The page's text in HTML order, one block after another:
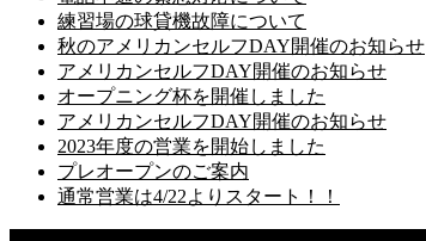
練習場の球貸機故障について
秋のアメリカンセルフDAY開催のお知らせ
アメリカンセルフDAY開催のお知らせ
オープニング杯を開催しました
アメリカンセルフDAY開催のお知らせ
2023年度の営業を開始しました
プレオープンのご案内
通常営業は4/22よりスタート！！